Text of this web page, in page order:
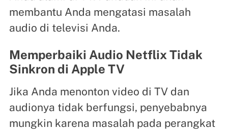
membantu Anda mengatasi masalah
audio di televisi Anda.
Memperbaiki Audio Netflix Tidak
Sinkron di Apple TV
Jika Anda menonton video di TV dan
audionya tidak berfungsi, penyebabnya
mungkin karena masalah pada perangkat